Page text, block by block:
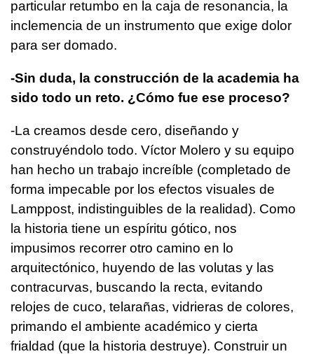
particular retumbo en la caja de resonancia, la
inclemencia de un instrumento que exige dolor
para ser domado.
-Sin duda, la construcción de la academia ha
sido todo un reto. ¿Cómo fue ese proceso?
-La creamos desde cero, diseñando y
construyéndolo todo. Víctor Molero y su equipo
han hecho un trabajo increíble (completado de
forma impecable por los efectos visuales de
Lamppost, indistinguibles de la realidad). Como
la historia tiene un espíritu gótico, nos
impusimos recorrer otro camino en lo
arquitectónico, huyendo de las volutas y las
contracurvas, buscando la recta, evitando
relojes de cuco, telarañas, vidrieras de colores,
primando el ambiente académico y cierta
frialdad (que la historia destruye). Construir un